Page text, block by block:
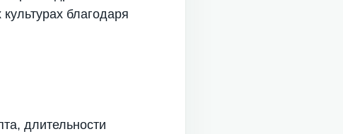
благодаря
длительности